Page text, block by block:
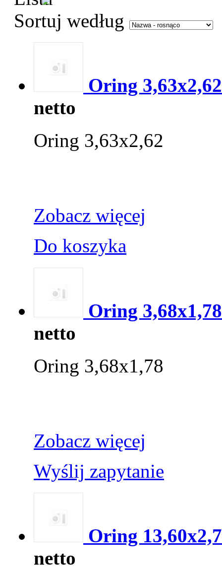
Sortuj według
Oring 3,63x2,62
netto
Oring 3,63x2,62
Zobacz więcej
Do koszyka
Oring 3,68x1,78
netto
Oring 3,68x1,78
Zobacz więcej
Wyślij zapytanie
Oring
netto